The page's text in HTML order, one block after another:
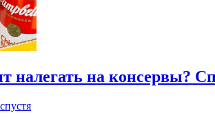
налегать на консервы?